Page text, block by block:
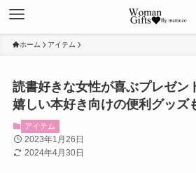
ホーム アイテム
読書好きな女性が喜ぶプレゼン
嬉しい本好き向けの便利グッズ
アイテム
2023年1月26日
2024年4月30日